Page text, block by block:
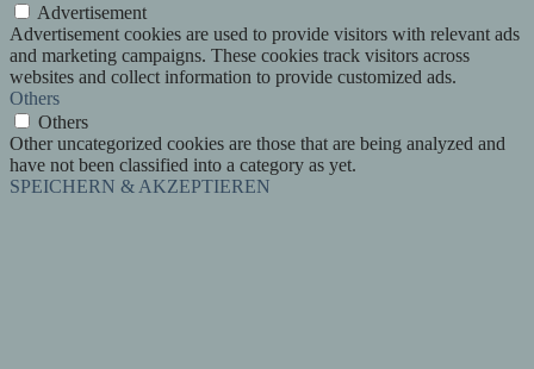
Advertisement
Advertisement cookies are used to provide visitors with relevant ads
and marketing campaigns. These cookies track visitors across
websites and collect information to provide customized ads.
Others
Others
Other uncategorized cookies are those that are being analyzed and
have not been classified into a category as yet.
SPEICHERN & AKZEPTIEREN